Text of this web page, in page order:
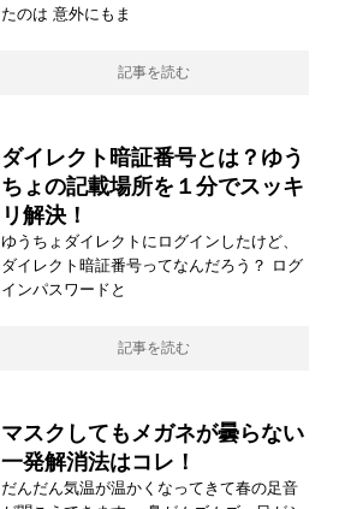
たのは 意外にもま
記事を読む
ダイレクト暗証番号とは？ゆう
ちょの記載場所を１分でスッキ
リ解決！
ゆうちょダイレクトにログインしたけど、
ダイレクト暗証番号ってなんだろう？ ログ
インパスワードと
記事を読む
マスクしてもメガネが曇らない
一発解消法はコレ！
だんだん気温が温かくなってきて春の足音